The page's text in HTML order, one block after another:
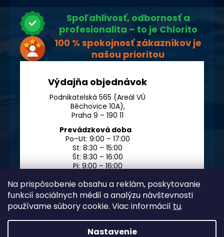
Na prispôsobenie obsahu a reklám, poskytovanie
funkcií sociálnych médií a analýzu návštevnosti
používame súbory cookie. Viac informácií tu.
Nastavenie
Spoľahlivosť, odbornosť a
profesionalita – to je Chlorito
100 % spokojnosť zákazníkov je
našou prioritou
Výdajňa objednávok
Podnikatelská 565 (Areál VÚ
Běchovice 10A),
Praha 9 – 190 11
Prevádzková doba
Po–Ut: 9:00 – 17:00
St: 8:30 – 15:00
Št: 8:30 – 16:00
Pi: 9:00 – 16:00